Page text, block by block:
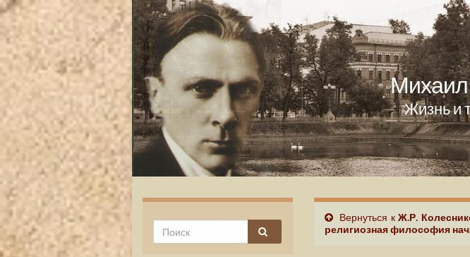
Михаил
Жизнь и
Вернуться кЖ.Р.
религиозная философия